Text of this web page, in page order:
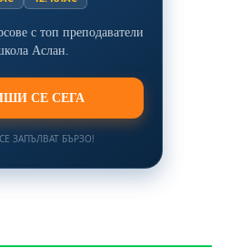
с топ преподаватели
Аслан.
СЕ СЕГА
ЗАПЪЛВАТ БЪРЗО!